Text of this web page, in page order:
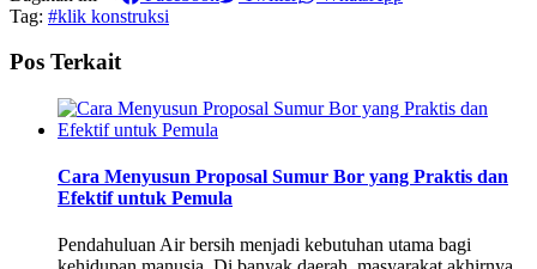
Tag: #klik konstruksi
Pos Terkait
Cara Menyusun Proposal Sumur Bor yang Praktis dan
Efektif untuk Pemula
Pendahuluan Air bersih menjadi kebutuhan utama bagi